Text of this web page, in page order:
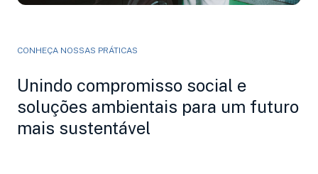
CONHEÇA NOSSAS PRÁTICAS
Unindo compromisso social e
soluções ambientais para um futuro
mais sustentável